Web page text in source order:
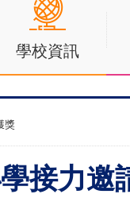
學校資訊
獎
接力邀